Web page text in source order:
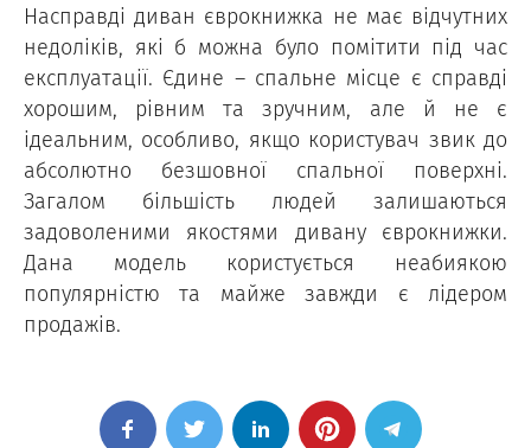
Насправді диван єврокнижка не має відчутних
недоліків, які б можна було помітити під час
експлуатації. Єдине – спальне місце є справді
хорошим, рівним та зручним, але й не є
ідеальним, особливо, якщо користувач звик до
абсолютно безшовної спальної поверхні.
Загалом більшість людей залишаються
задоволеними якостями дивану єврокнижки.
Дана модель користується неабиякою
популярністю та майже завжди є лідером
продажів.